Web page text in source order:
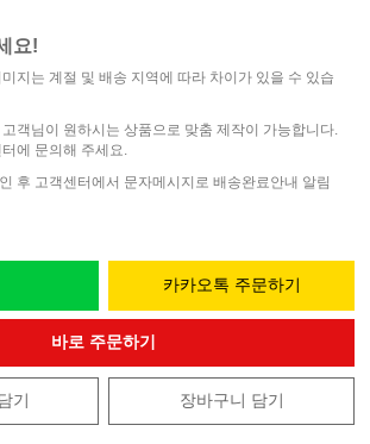
요!
지는 계절 및 배송 지역에 따라 차이가 있을 수 있습
객님이 원하시는 상품으로 맞춤 제작이 가능합니다.
에 문의해 주세요.
후 고객센터에서 문자메시지로 배송완료안내 알림
카카오톡 주문하기
바로 주문하기
기 장바구니 담기